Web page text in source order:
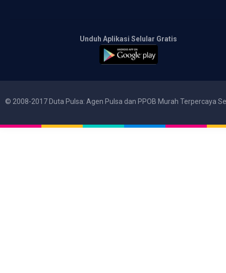
Unduh Aplikasi Selular Gratis
© 2008-2017 Duta Pulsa: Agen Pulsa dan PPOB Murah Terpercaya